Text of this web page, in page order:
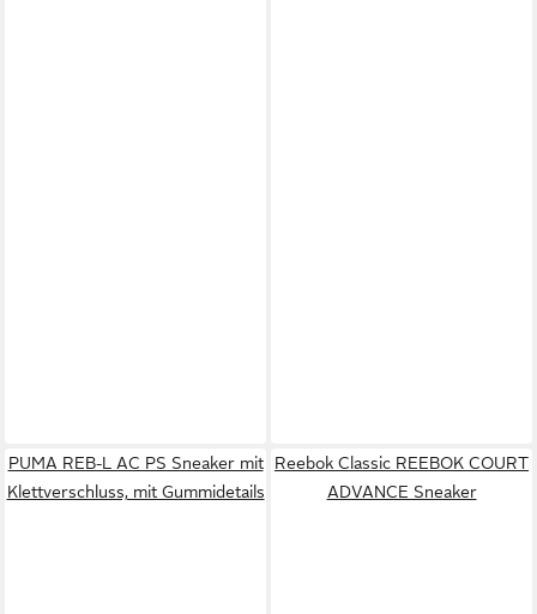
PUMA REB-L AC PS Sneaker mit
Klettverschluss, mit Gummidetails
Reebok Classic REEBOK COURT
ADVANCE Sneaker